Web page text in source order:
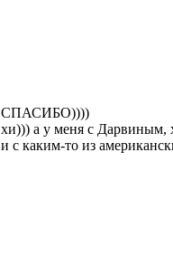
СПАСИБО))))
хи))) а у меня с Дарвиным,
и с каким-то из